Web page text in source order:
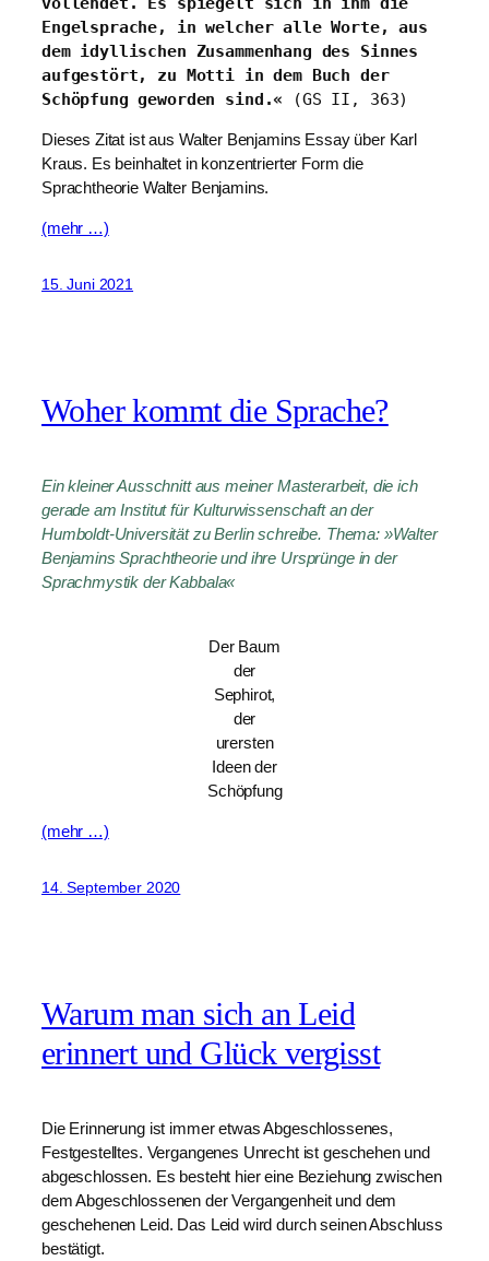
Engelsprache, in welcher alle Worte, aus
dem idyllischen Zusammenhang des Sinnes
aufgestört, zu Motti in dem Buch der
Schöpfung geworden sind.« (GS II, 363)
Dieses Zitat ist aus Walter Benjamins Essay über Karl
Kraus. Es beinhaltet in konzentrierter Form die
Sprachtheorie Walter Benjamins.
(mehr …)
15. Juni 2021
Woher kommt die Sprache?
Ein kleiner Ausschnitt aus meiner Masterarbeit, die ich
gerade am Institut für Kulturwissenschaft an der
Humboldt-Universität zu Berlin schreibe. Thema: »Walter
Benjamins Sprachtheorie und ihre Ursprünge in der
Sprachmystik der Kabbala«
Der Baum
der
Sephirot,
der
urersten
Ideen der
Schöpfung
(mehr …)
14. September 2020
Warum man sich an Leid
erinnert und Glück vergisst
Die Erinnerung ist immer etwas Abgeschlossenes,
Festgestelltes. Vergangenes Unrecht ist geschehen und
abgeschlossen. Es besteht hier eine Beziehung zwischen
dem Abgeschlossenen der Vergangenheit und dem
geschehenen Leid. Das Leid wird durch seinen Abschluss
bestätigt.